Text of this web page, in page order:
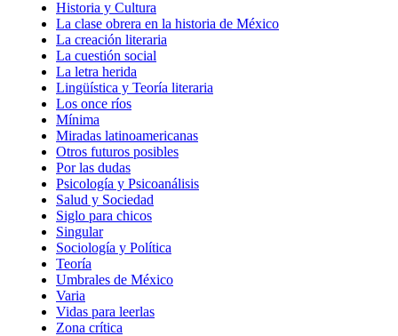
Historia y Cultura
La clase obrera en la historia de México
La creación literaria
La cuestión social
La letra herida
Lingüística y Teoría literaria
Los once ríos
Mínima
Miradas latinoamericanas
Otros futuros posibles
Por las dudas
Psicología y Psicoanálisis
Salud y Sociedad
Siglo para chicos
Singular
Sociología y Política
Teoría
Umbrales de México
Varia
Vidas para leerlas
Zona crítica